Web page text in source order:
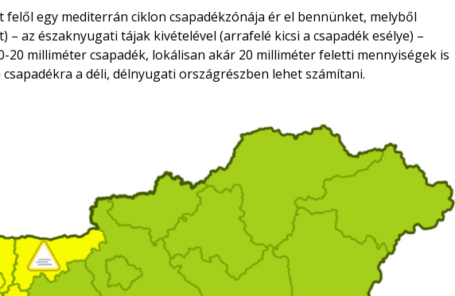
felől egy mediterrán ciklon csapadékzónája ér el bennünket, melyből
– az északnyugati tájak kivételével (arrafelé kicsi a csapadék esélye) –
milliméter csapadék, lokálisan akár 20 milliméter feletti mennyiségek is
a déli, délnyugati országrészben lehet számítani.